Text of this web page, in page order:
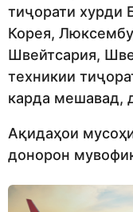
тиҷорати хурди
Корея,
Швейтсария,
техникии
карда мешавад,
Ақидаҳои
донорон